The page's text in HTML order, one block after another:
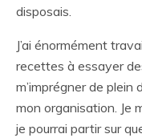
disposais.
J’ai énormément
recettes à essayer
m’imprégner de plein
mon organisation. Je
je pourrai partir sur